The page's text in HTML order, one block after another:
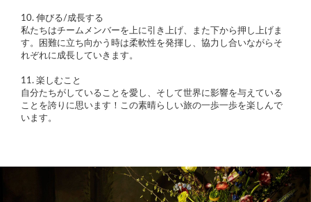
10. 伸びる/成長する
私たちはチームメンバーを上に引き上げ、また下から押し上げま
す。困難に立ち向かう時は柔軟性を発揮し、協力し合いながらそ
れぞれに成長していきます。
11. 楽しむこと
自分たちがしていることを愛し、そして世界に影響を与えている
ことを誇りに思います！この素晴らしい旅の一歩一歩を楽しんで
います。